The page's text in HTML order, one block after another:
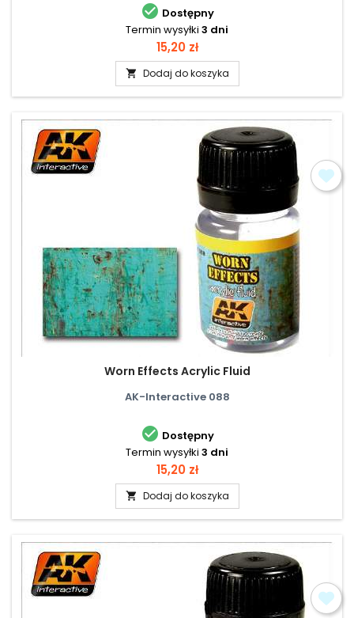
 Dostępny
Termin wysyłki 3 dni
Cena
15,20 zł
 Dodaj do koszyka
Worn Effects Acrylic Fluid
AK-Interactive 088
 Dostępny
Termin wysyłki 3 dni
Cena
15,20 zł
 Dodaj do koszyka